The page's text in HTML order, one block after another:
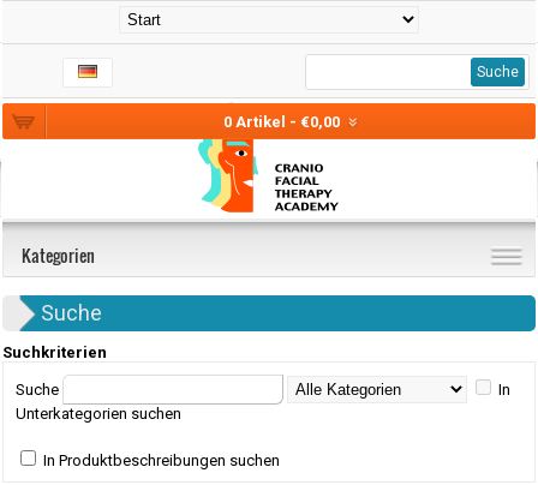
0 Artikel - €0,00
Suche
Kategorien
Suche
Suchkriterien
Suche
In
Unterkategorien suchen
In Produktbeschreibungen suchen